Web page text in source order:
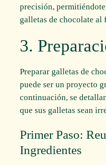
precisión,
galletas de chocolate al
3.
Preparar galletas de
puede ser un proyecto
continuación, se
que sus galletas sean
Primer Paso:
Ingredientes